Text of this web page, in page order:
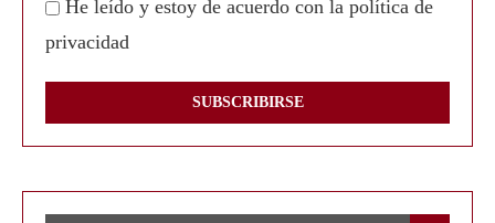
He leído y estoy de acuerdo con la política de
privacidad